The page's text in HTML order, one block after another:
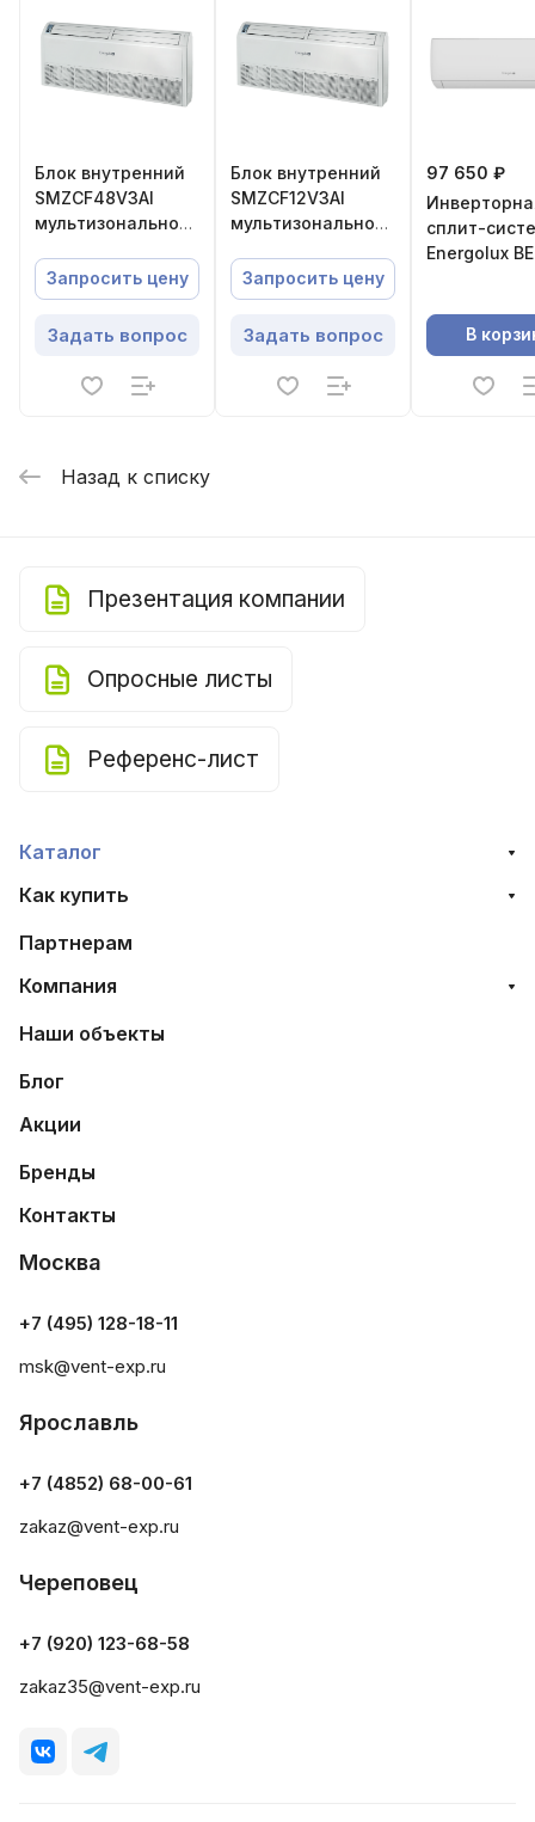
Блок внутренний
SMZCF48V3AI
мультизональной
потолочного
типа,Energolux
Запросить цену
Задать вопрос
Блок внутренний
SMZCF12V3AI
мультизональной
потолочного
типа,Energolux
Запросить цену
Задать вопрос
97 650 ₽
сплит-
Energolux
В
Назад к списку
Презентация компании
Опросные листы
Референс-лист
Каталог
Как купить
Партнерам
Компания
Наши объекты
Блог
Акции
Бренды
Контакты
Москва
+7 (495) 128-18-11
msk@vent-exp.ru
Ярославль
+7 (4852) 68-00-61
zakaz@vent-exp.ru
Череповец
+7 (920) 123-68-58
zakaz35@vent-exp.ru